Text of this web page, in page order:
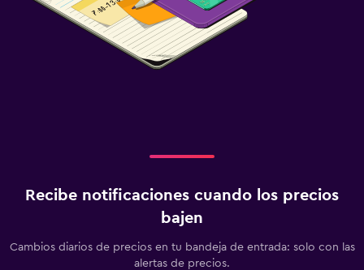
Estacionamiento y transporte
Traslado aeropuerto
Recibe notificaciones cuando los precios
bajen
Cambios diarios de precios en tu bandeja de entrada: solo con las
alertas de precios.